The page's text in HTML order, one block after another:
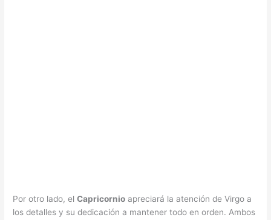
Por otro lado, elCapricornio apreciará la atención de Virgo a
los detalles y su dedicación a mantener todo en orden. Ambos